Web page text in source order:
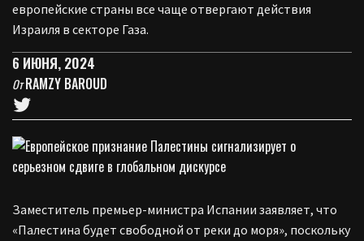
европейские страны все чаще отвергают действия
Израиля в секторе Газа.
6 ИЮНЯ, 2024
ОтRAMZY BAROUD
Заместитель премьер-министра Испании заявляет, что
«Палестина будет свободной от реки до моря», поскольку